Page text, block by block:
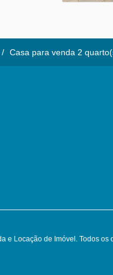
Casa para venda 2
e Locação de Imóvel. Todos os